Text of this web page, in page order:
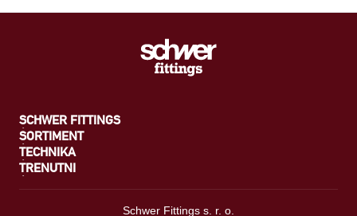
SCHWER FITTINGS
SORTIMENT
TECHNIKA
TRENUTNI
Schwer Fittings s. r. o.